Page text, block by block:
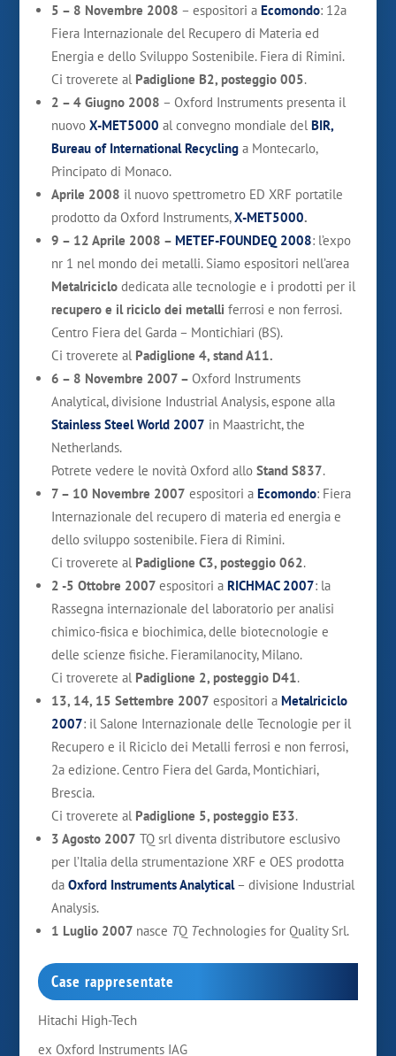
5 – 8 Novembre 2008 – espositori a Ecomondo: 12a
Fiera Internazionale del Recupero di Materia ed
Energia e dello Sviluppo Sostenibile. Fiera di Rimini.
Ci troverete al Padiglione B2, posteggio 005.
2 – 4 Giugno 2008 – Oxford Instruments presenta il
nuovo X-MET5000 al convegno mondiale del BIR,
Bureau of International Recyclinga Montecarlo,
Principato di Monaco.
Aprile 2008 il nuovo spettrometro ED XRF portatile
prodotto da Oxford Instruments,X-MET5000.
9 – 12 Aprile 2008 – METEF-FOUNDEQ 2008: l’expo
nr 1 nel mondo dei metalli. Siamo espositori nell’area
Metalriciclo dedicata alle tecnologie e i prodotti per il
recupero e il riciclo dei metalli ferrosi e non ferrosi.
Centro Fiera del Garda – Montichiari (BS).
Ci troverete al Padiglione 4, stand A11.
6 – 8 Novembre 2007 – Oxford Instruments
Analytical, divisione Industrial Analysis, espone alla
Stainless Steel World 2007 in Maastricht, the
Netherlands.
Potrete vedere le novità Oxford allo Stand S837.
7 – 10 Novembre 2007 espositori a Ecomondo: Fiera
Internazionale del recupero di materia ed energia e
dello sviluppo sostenibile. Fiera di Rimini.
Ci troverete al Padiglione C3, posteggio 062.
2 -5 Ottobre 2007 espositori a RICHMAC 2007: la
Rassegna internazionale del laboratorio per analisi
chimico-fisica e biochimica, delle biotecnologie e
delle scienze fisiche. Fieramilanocity, Milano.
Ci troverete al Padiglione 2, posteggio D41.
13, 14, 15 Settembre 2007 espositori a Metalriciclo
2007: il Salone Internazionale delle Tecnologie per il
Recupero e il Riciclo dei Metalli ferrosi e non ferrosi,
2a edizione. Centro Fiera del Garda, Montichiari,
Brescia.
Ci troverete al Padiglione 5, posteggio E33.
3 Agosto 2007 TQ srl diventa distributore esclusivo
per l’Italia della strumentazione XRF e OES prodotta
da Oxford Instruments Analytical– divisione Industrial
Analysis.
1 Luglio 2007 nasce TQ Technologies for Quality Srl.
Case rappresentate
Hitachi High-Tech
ex Oxford Instruments IAG